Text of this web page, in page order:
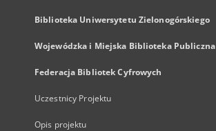
Biblioteka Uniwersytetu Zielonogórskiego
Wojewódzka i Miejska Biblioteka Publiczna
Federacja Bibliotek Cyfrowych
Uczestnicy Projektu
Opis projektu